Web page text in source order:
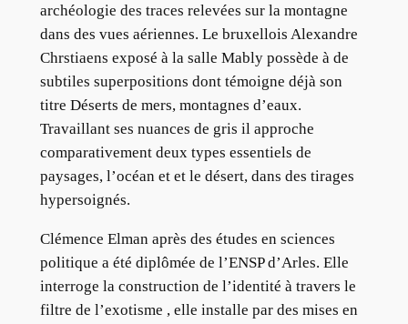
archéologie des traces relevées sur la montagne
dans des vues aériennes. Le bruxellois Alexandre
Chrstiaens exposé à la salle Mably possède à de
subtiles superpositions dont témoigne déjà son
titre Déserts de mers, montagnes d’eaux.
Travaillant ses nuances de gris il approche
comparativement deux types essentiels de
paysages, l’océan et et le désert, dans des tirages
hypersoignés.
Clémence Elman après des études en sciences
politique a été diplômée de l’ENSP d’Arles. Elle
interroge la construction de l’identité à travers le
filtre de l’exotisme , elle installe par des mises en